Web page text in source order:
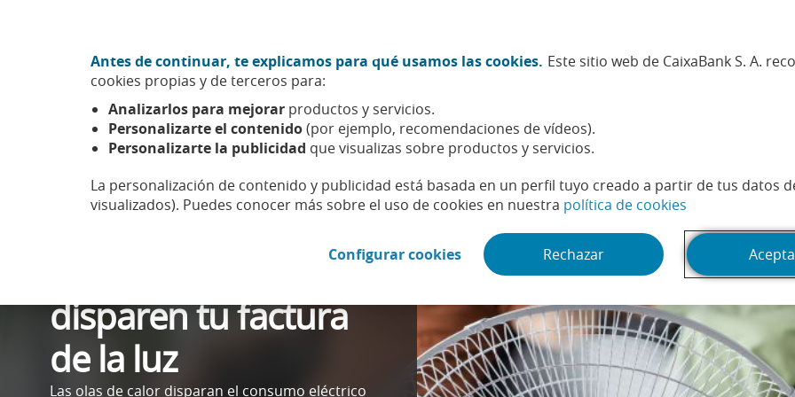
Antes de continuar, te explicamos para qué usamos las cookies. Este sitio web de CaixaBank S. A.
cookies propias y de terceros para:
Analizarlos para mejorar productos y servicios.
Personalizarte el contenido(por ejemplo, recomendaciones de vídeos).
Personalizarte la publicidad que visualizas sobre productos y servicios.
La personalización de contenido y publicidad está basada en un perfil tuyo creado a partir de tus datos
visualizados). Puedes conocer más sobre el uso de cookies en nuestra política de cookies
Configurar cookies(Abrir en ventana nueva)
Rechazar
Sobre nosotros
Ola de calor: cómo
disparen tu factura
de la luz
Las olas de calor disparan el consumo eléctrico